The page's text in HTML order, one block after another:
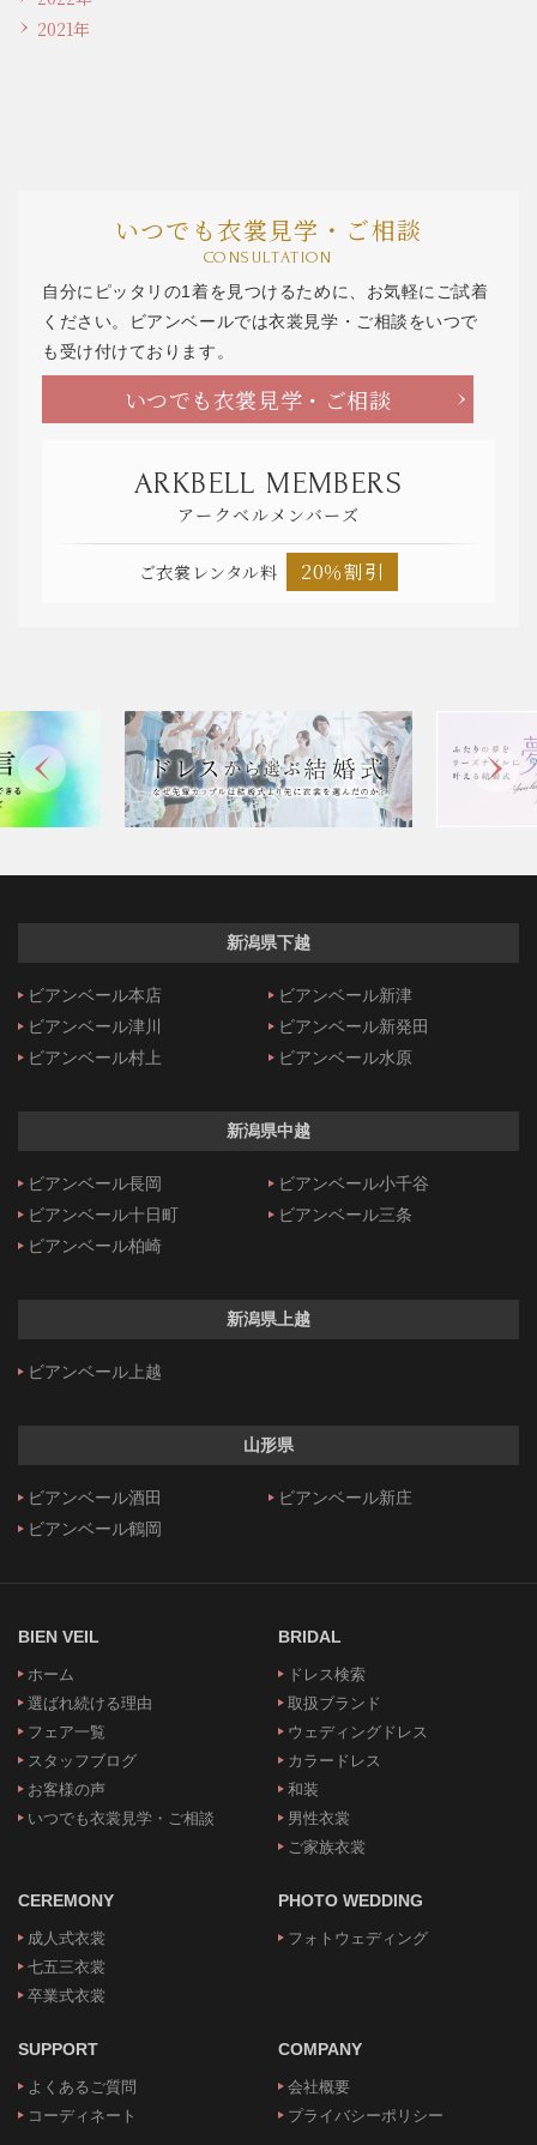
2021年
いつでも衣裳見学・ご相談
CONSULTATION
自分にピッタリの1着を見つけるために、お気軽にご試着
ください。ビアンベールでは衣裳見学・ご相談をいつで
も受け付けております。
いつでも衣裳見学・ご相談
ARKBELL MEMBERS
アークベルメンバーズ
ご衣裳レンタル料 20％割引
新潟県下越
ビアンベール本店
ビアンベール新津
ビアンベール津川
ビアンベール新発田
ビアンベール村上
ビアンベール水原
新潟県中越
ビアンベール長岡
ビアンベール小千谷
ビアンベール十日町
ビアンベール三条
ビアンベール柏崎
新潟県上越
ビアンベール上越
山形県
ビアンベール酒田
ビアンベール新庄
ビアンベール鶴岡
BIEN VEIL
ホーム
選ばれ続ける理由
フェア一覧
スタッフブログ
お客様の声
いつでも衣裳見学・ご相談
BRIDAL
ドレス検索
取扱ブランド
ウェディングドレス
カラードレス
和装
男性衣裳
ご家族衣裳
CEREMONY
成人式衣裳
七五三衣裳
卒業式衣裳
PHOTO WEDDING
フォトウェディング
SUPPORT
よくあるご質問
コーディネート
COMPANY
会社概要
プライバシーポリシー